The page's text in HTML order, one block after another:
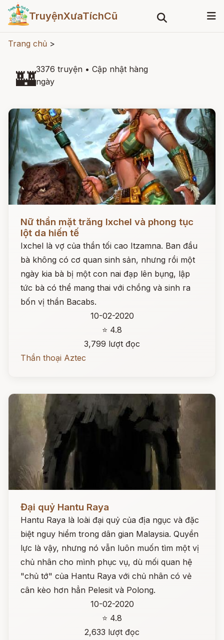
TruyệnXưaTíchCũ
Trang chủ >
🏰3376 truyện • Cập nhật hàng
ngày
Nữ thần mặt trăng Ixchel và phong tục
lột da hiến tế
Ixchel là vợ của thần tối cao Itzamna. Ban đầu
bà không có cơ quan sinh sản, nhưng rồi một
ngày kia bà bị một con nai đạp lên bụng, lập
tức bà có thể mang thai với chồng và sinh ra
bốn vị thần Bacabs.
10-02-2020
⭐ 4.8
3,799 lượt đọc
Thần thoại Aztec
Đại quỷ Hantu Raya
Hantu Raya là loài đại quỷ của địa ngục và đặc
biệt nguy hiểm trong dân gian Malaysia. Quyền
lực là vậy, nhưng nó vẫn luôn muốn tìm một vị
chủ nhân cho mình phục vụ, dù mối quan hệ
"chủ tớ" của Hantu Raya với chủ nhân có vẻ
cân kèo hơn hẳn Pelesit và Polong.
10-02-2020
⭐ 4.8
2,633 lượt đọc